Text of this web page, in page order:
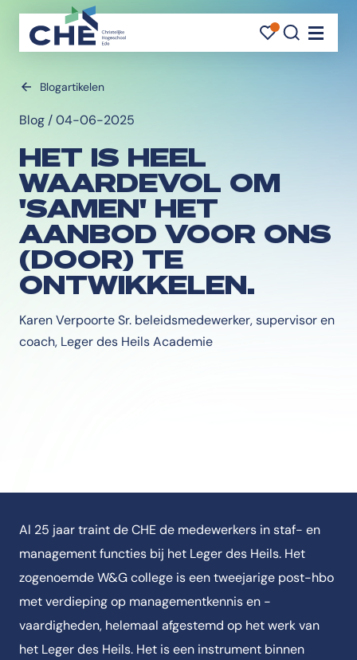
Blogartikelen
Blog / 04-06-2025
HET IS HEEL
WAARDEVOL OM
'SAMEN' HET
AANBOD VOOR ONS
(DOOR) TE
ONTWIKKELEN.
Karen Verpoorte Sr. beleidsmedewerker, supervisor en
coach, Leger des Heils Academie
Al 25 jaar traint de CHE de medewerkers in staf- en
management functies bij het Leger des Heils. Het
zogenoemde W&G college is een tweejarige post-hbo
met verdieping op managementkennis en -
vaardigheden, helemaal afgestemd op het werk van
het Leger des Heils. Het is een instrument binnen